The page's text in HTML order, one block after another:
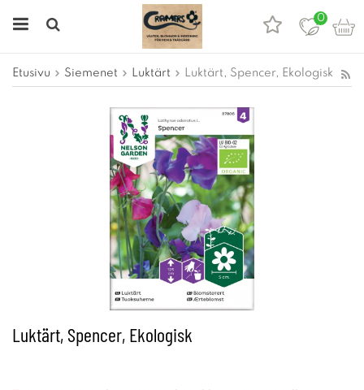
0
Etusivu Siemenet Luktärt Luktärt, Spencer, Ekologisk
Luktärt, Spencer, Ekologisk